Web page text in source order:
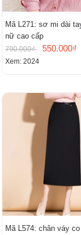
Mã L271: sơ mi dài
nữ cao cấp
790.000₫ 550.000₫
Xem: 2024
Mã L574: chân váy